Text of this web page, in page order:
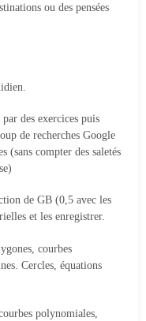
ou des pensées
des exercices puis
de recherches Google
(sans compter des saletés
de GB (0,5 avec les
et les enregistrer.
courbes
Cercles, équations
polynomiales,